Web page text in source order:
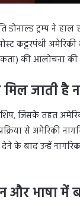
डोनाल्ड ट्रम्प ने
कट्टरपंथी
की आलोचना
जाती है
जिसके तहत
से अमेरिकी
के बाद उन्हें
और भाषा में